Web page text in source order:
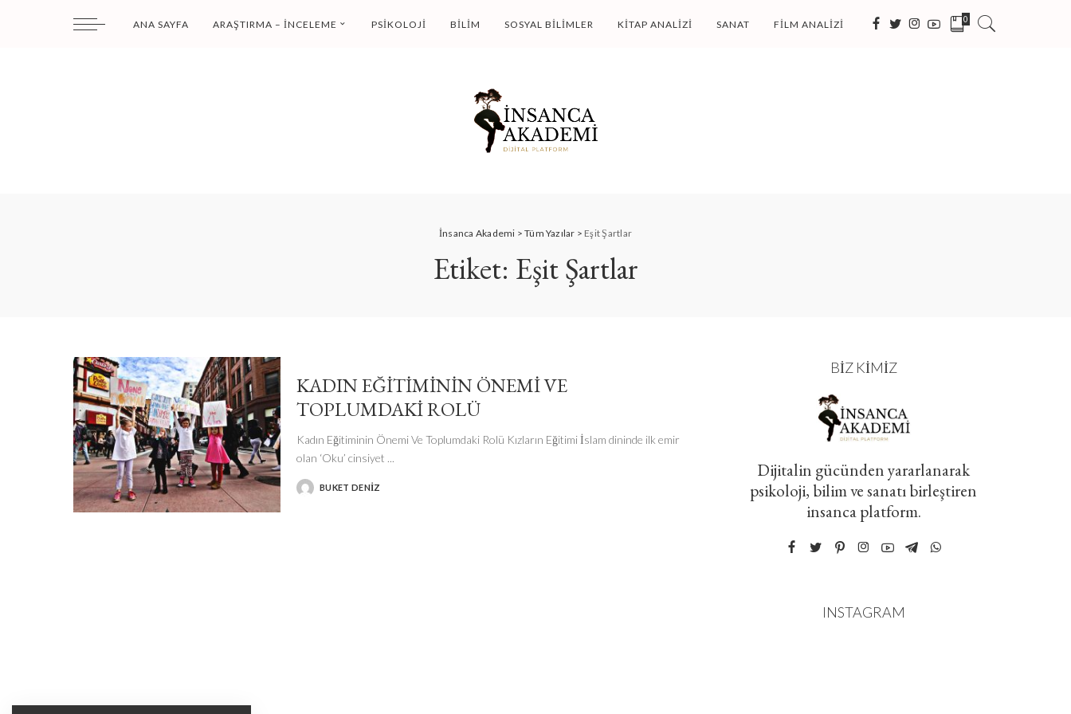
ANA SAYFA ARAŞTIRMA – İNCELEME PSIKOLOJI BILIM SOSYAL BILIMLER KITAP ANALIZI SANAT FILM ANALIZI 0
İnsanca Akademi >Tüm Yazılar > Eşit Şartlar
Etiket: Eşit Şartlar
KADIN EĞITIMININ ÖNEMI VE
TOPLUMDAKI ROLÜ
Kadın Eğitiminin Önemi Ve Toplumdaki Rolü Kızların Eğitimi İslam dininde ilk emir
olan ‘Oku’ cinsiyet ...
POSTEDBUKET DENIZ
BIZ KIMIZ
Dijitalin gücünden yararlanarak
psikoloji, bilim ve sanatı birleştiren
insanca platform.
INSTAGRAM